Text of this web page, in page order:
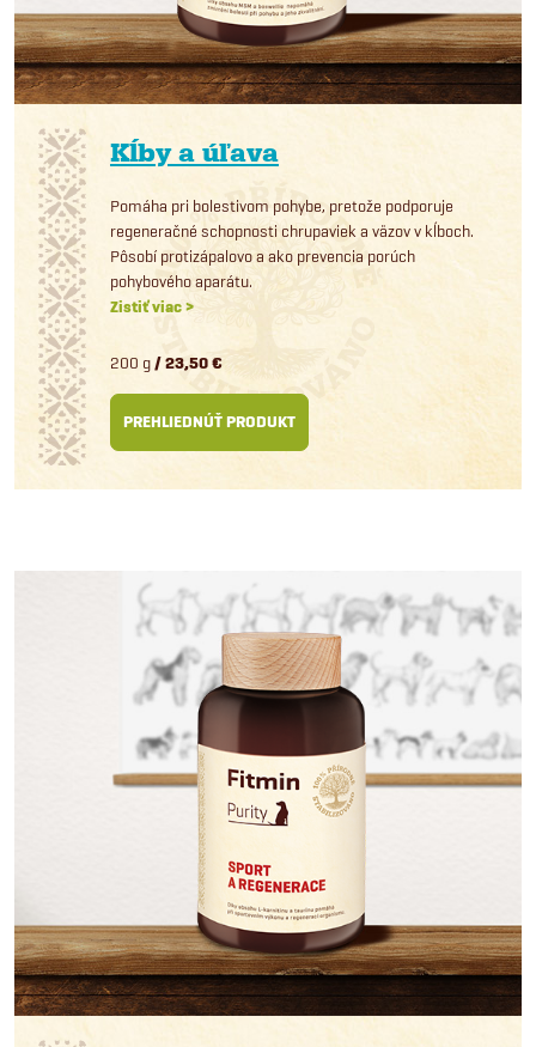
Kĺby a úľava
Pomáha pri bolestivom pohybe, pretože podporuje
regeneračné schopnosti chrupaviek a väzov v kĺboch.
Pôsobí protizápalovo a ako prevencia porúch
pohybového aparátu.
Zistiť viac >
200 g/ 23,50 €
PREHLIEDNÚŤ PRODUKT